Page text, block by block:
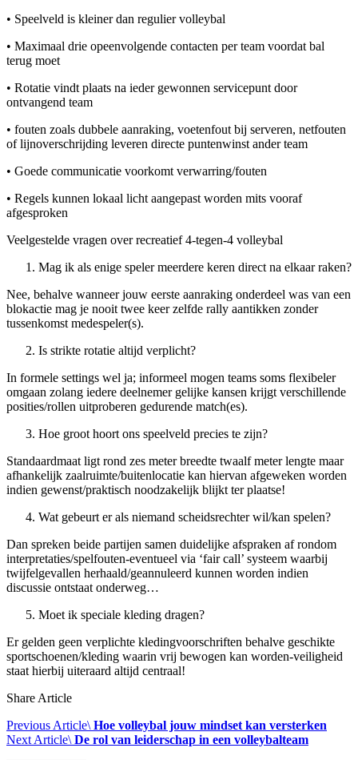
• Speelveld is kleiner dan regulier volleybal
• Maximaal drie opeenvolgende contacten per team voordat bal
terug moet
• Rotatie vindt plaats na ieder gewonnen servicepunt door
ontvangend team
• fouten zoals dubbele aanraking, voetenfout bij serveren, netfouten
of lijnoverschrijding leveren directe puntenwinst ander team
• Goede communicatie voorkomt verwarring/fouten
• Regels kunnen lokaal licht aangepast worden mits vooraf
afgesproken
Veelgestelde vragen over recreatief 4-tegen-4 volleybal
Mag ik als enige speler meerdere keren direct na elkaar raken?
Nee, behalve wanneer jouw eerste aanraking onderdeel was van een
blokactie mag je nooit twee keer zelfde rally aantikken zonder
tussenkomst medespeler(s).
Is strikte rotatie altijd verplicht?
In formele settings wel ja; informeel mogen teams soms flexibeler
omgaan zolang iedere deelnemer gelijke kansen krijgt verschillende
posities/rollen uitproberen gedurende match(es).
Hoe groot hoort ons speelveld precies te zijn?
Standaardmaat ligt rond zes meter breedte twaalf meter lengte maar
afhankelijk zaalruimte/buitenlocatie kan hiervan afgeweken worden
indien gewenst/praktisch noodzakelijk blijkt ter plaatse!
Wat gebeurt er als niemand scheidsrechter wil/kan spelen?
Dan spreken beide partijen samen duidelijke afspraken af rondom
interpretaties/spelfouten-eventueel via ‘fair call’ systeem waarbij
twijfelgevallen herhaald/geannuleerd kunnen worden indien
discussie ontstaat onderweg…
Moet ik speciale kleding dragen?
Er gelden geen verplichte kledingvoorschriften behalve geschikte
sportschoenen/kleding waarin vrij bewogen kan worden-veiligheid
staat hierbij uiteraard altijd centraal!
Share Article
Previous Article\ Hoe volleybal jouw mindset kan versterken
Next Article\ De rol van leiderschap in een volleybalteam